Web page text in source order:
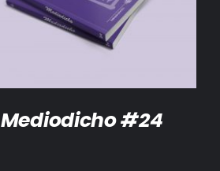
DETALLES
Mediodicho #24